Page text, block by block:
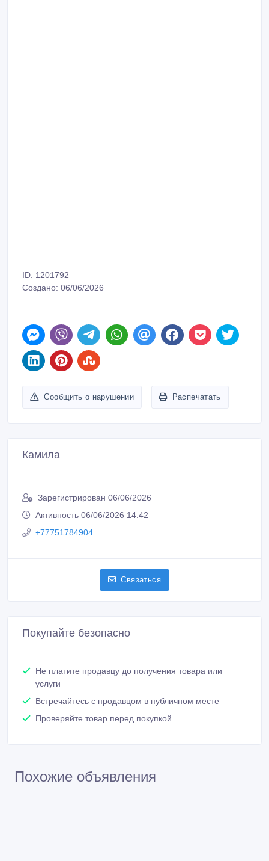
ID: 1201792
Создано: 06/06/2026
Сообщить о нарушении Распечатать
Камила
Зарегистрирован 06/06/2026
Активность 06/06/2026 14:42
+77751784904
Связаться
Покупайте безопасно
Не платите продавцу до получения товара или
услуги
Встречайтесь с продавцом в публичном месте
Проверяйте товар перед покупкой
Похожие объявления